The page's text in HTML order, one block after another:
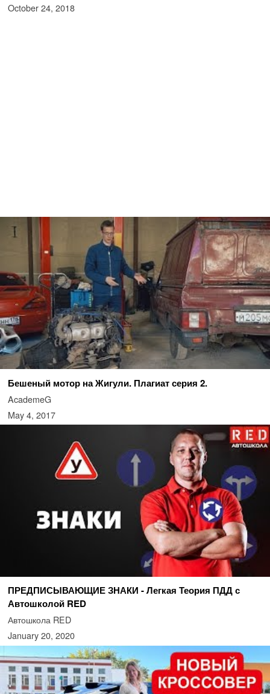
October 24, 2018
Бешеный мотор на Жигули. Плагиат серия 2.
AcademeG
May 4, 2017
ПРЕДПИСЫВАЮЩИЕ ЗНАКИ - Легкая Теория ПДД с
Автошколой RED
Автошкола RED
January 20, 2020